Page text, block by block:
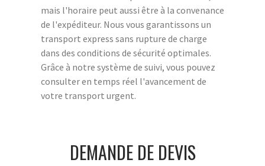
mais l'horaire peut aussi être à la convenance
de l'expéditeur. Nous vous garantissons un
transport express sans rupture de charge
dans des conditions de sécurité optimales.
Grâce à notre système de suivi, vous pouvez
consulter en temps réel l'avancement de
votre transport urgent.
DEMANDE DE DEVIS